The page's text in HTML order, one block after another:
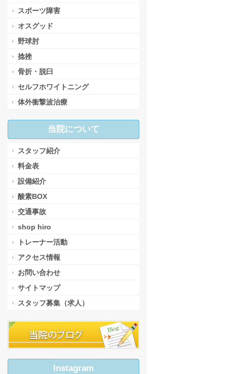
スポーツ障害
オスグッド
野球肘
捻挫
骨折・脱臼
セルフホワイトニング
体外衝撃波治療
当院について
スタッフ紹介
料金表
設備紹介
酸素BOX
交通事故
shop hiro
トレーナー活動
アクセス情報
お問い合わせ
サイトマップ
スタッフ募集（求人）
Instagram